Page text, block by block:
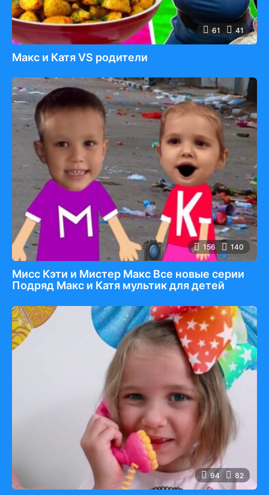
61 41
Макс и Катя VS родители
156 140
Мисс Кэти и Мистер Макс Все новые серии
Подряд Макс и Катя мультик для детей
94 82